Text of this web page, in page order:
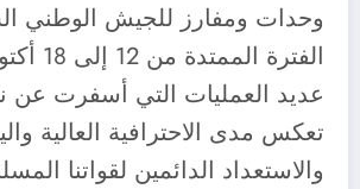
وحدات ومفارز للجيش الوطني
عديد العمليات التي أسفرت عن
تعكس مدى الاحترافية العالية
والاستعداد الدائمين لقواتنا